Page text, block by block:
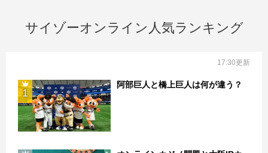
サイゾーオンライン人気ランキング
17:30更新
1
阿部巨人と橋上巨人は何が違う？